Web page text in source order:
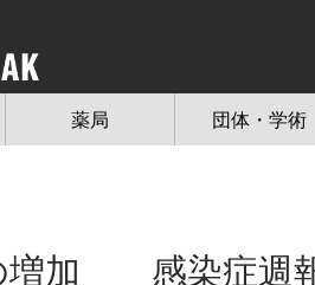
薬局 団体・学術
増加 感染症週